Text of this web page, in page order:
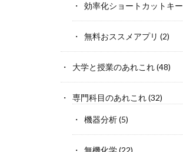
効率化ショートカットキー
無料おススメアプリ (2)
大学と授業のあれこれ(48)
専門科目のあれこれ(32)
機器分析(5)